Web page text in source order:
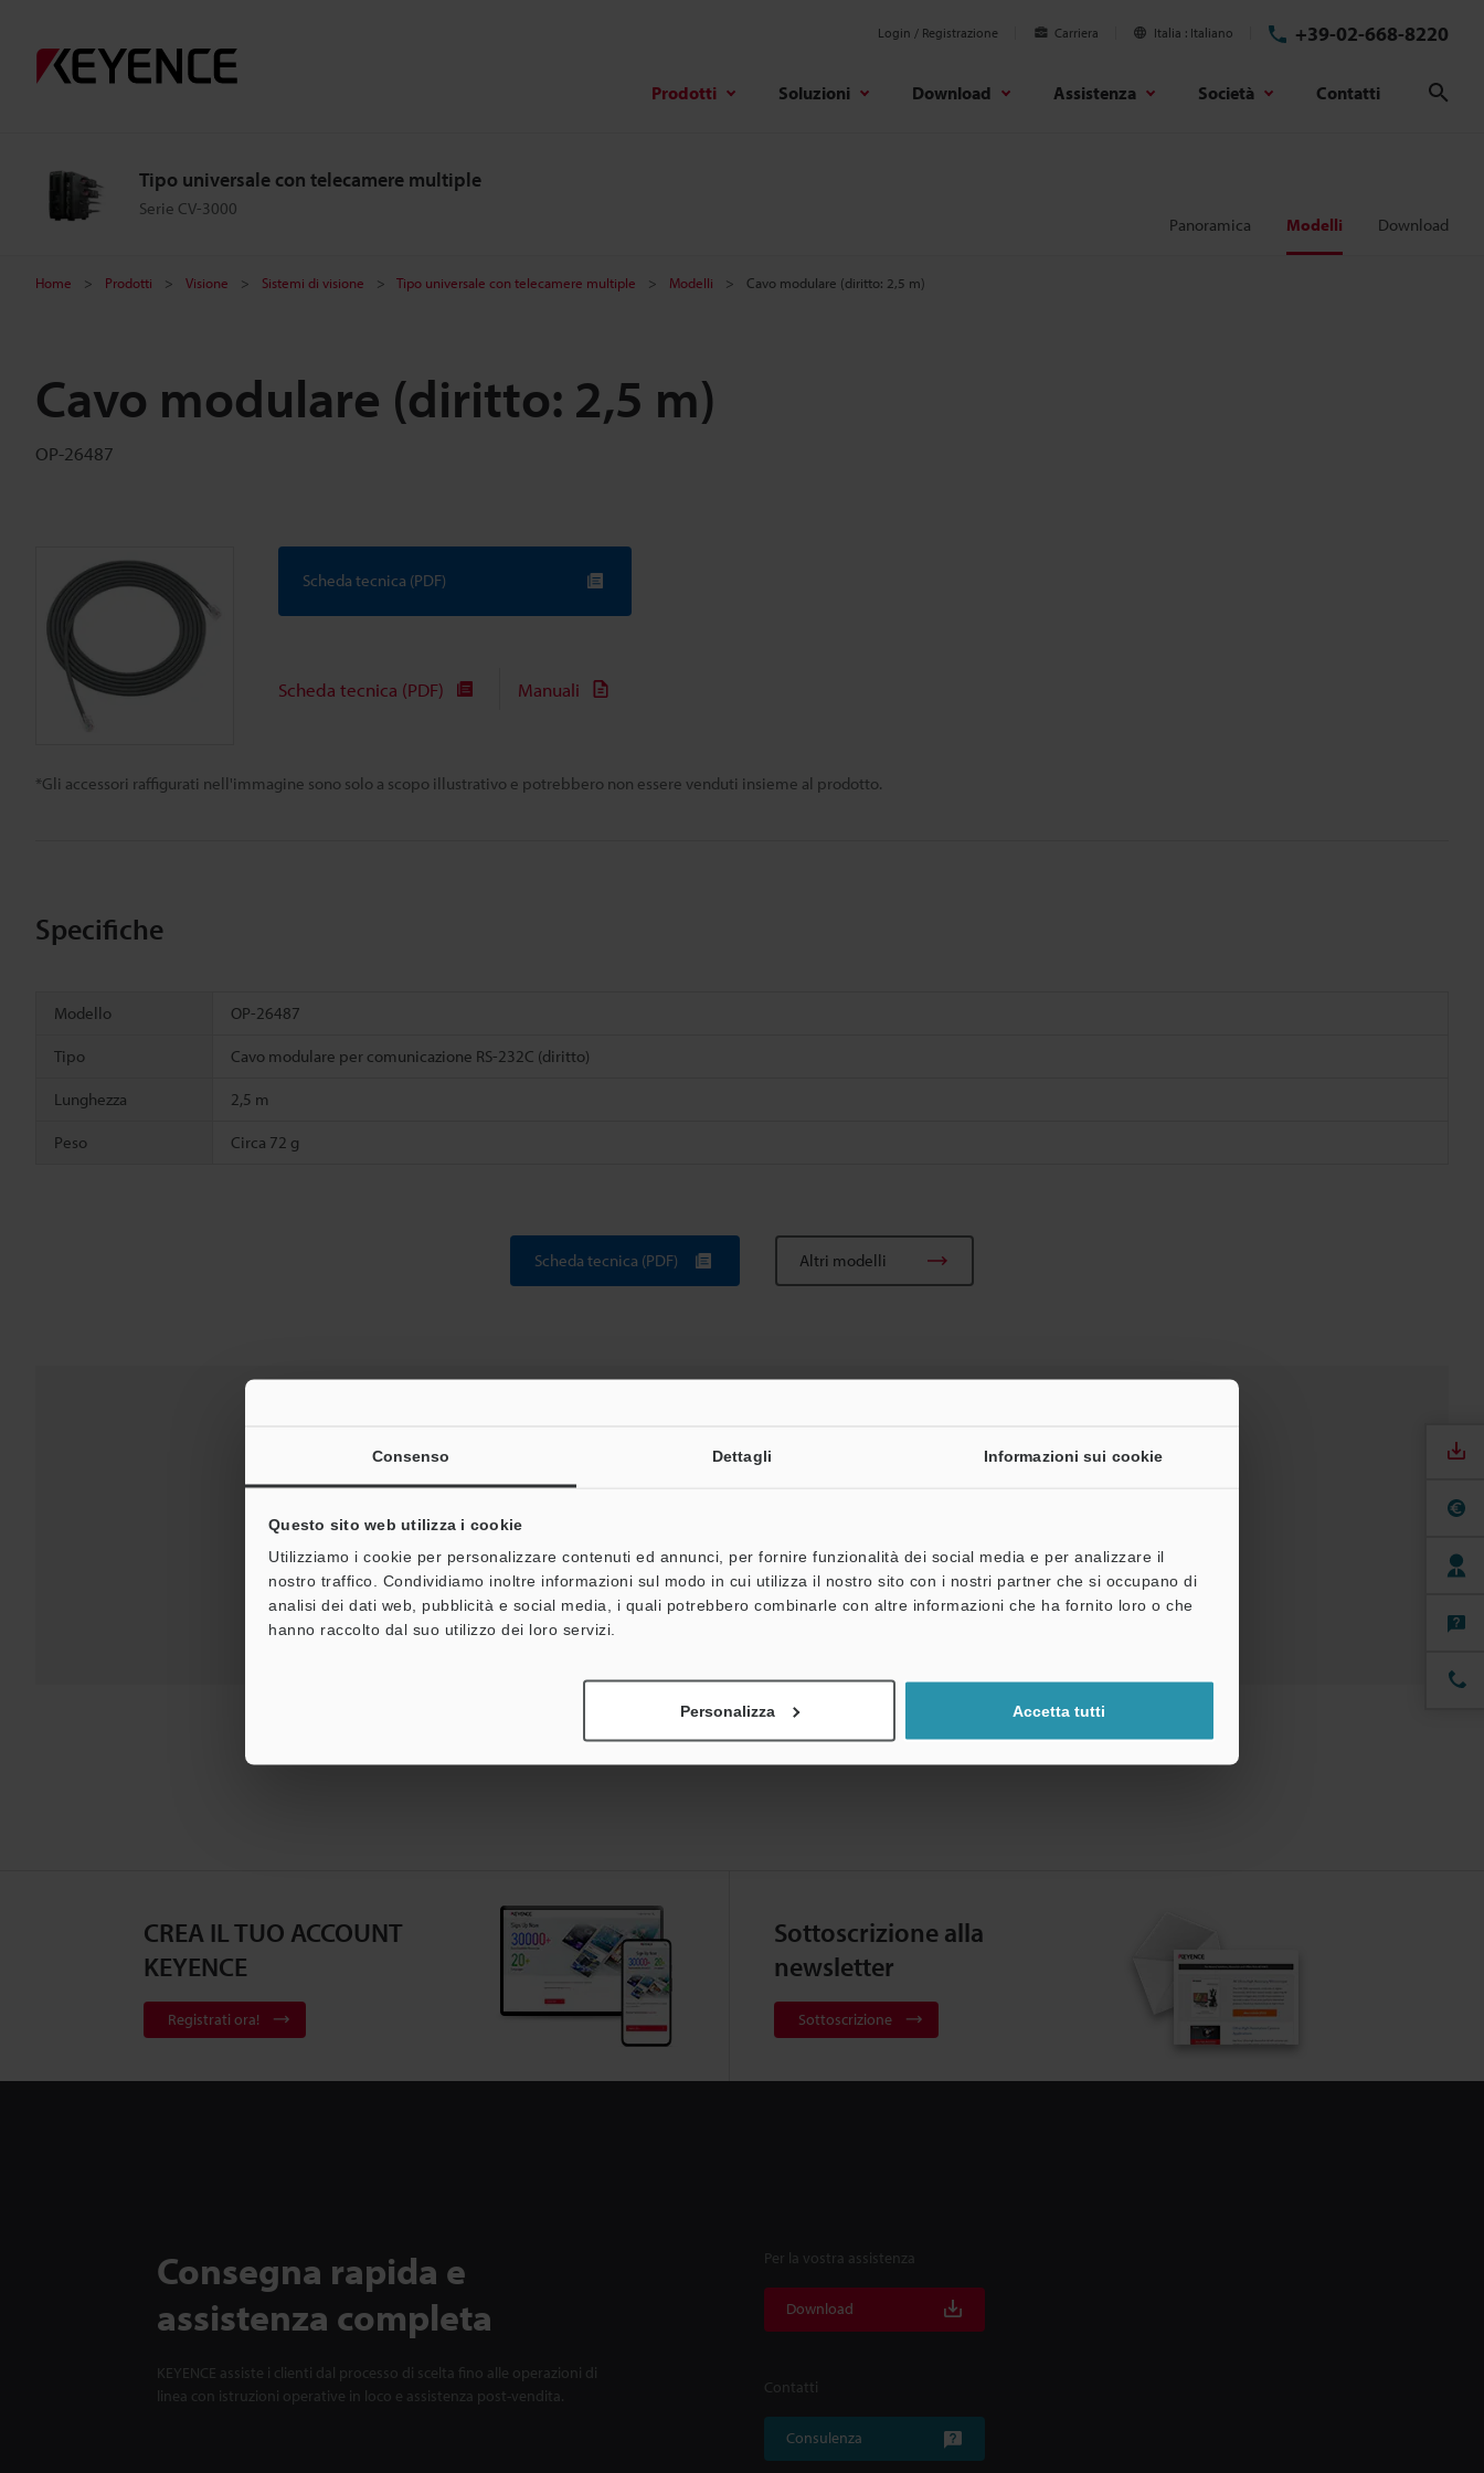
Consenso Dettagli Informazioni sui cookie
Questo sito web utilizza i cookie
Utilizziamo i cookie per personalizzare contenuti ed annunci, per fornire funzionalità dei social media e per analizzare il
nostro traffico. Condividiamo inoltre informazioni sul modo in cui utilizza il nostro sito con i nostri partner che si occupano di
analisi dei dati web, pubblicità e social media, i quali potrebbero combinarle con altre informazioni che ha fornito loro o che
hanno raccolto dal suo utilizzo dei loro servizi.
Personalizza Accetta tutti
Login / Registrazione Carriera Italia Italiano +39-02-668-8220
Prodotti Soluzioni Download Assistenza Società Contatti
Tipo universale con telecamere multiple
Serie CV-3000
Panoramica Modelli Download
Home Prodotti Visione Sistemi di visione Tipo universale con telecamere multiple Modelli Cavo modulare (diritto: 2,5 m)
Cavo modulare (diritto: 2,5 m)
OP-26487
*Gli accessori raffigurati nell'immagine sono solo a scopo illustrativo e potrebbero non essere venduti insieme al prodotto.
Scheda tecnica (PDF)
Scheda tecnica (PDF) Manuali
Specifiche
Modello OP-26487
Tipo Cavo modulare per comunicazione RS-232C (diritto)
Lunghezza 2,5 m
Peso Circa 72 g
Scheda tecnica (PDF) Altri modelli
Download: Scheda tecnica (PDF) Software
Per la vostra assistenza:
Gamma di prodotti: Sistemi di visione
CREA IL TUO ACCOUNT
KEYENCE
Registrati ora!
Sottoscrizione alla
newsletter
Sottoscrizione
Consegna rapida e
assistenza completa
KEYENCE assiste i clienti dal processo di scelta fino alle operazioni di
linea con istruzioni operative in loco e assistenza post-vendita.
Per la vostra assistenza
Download
Contatti
Consulenza